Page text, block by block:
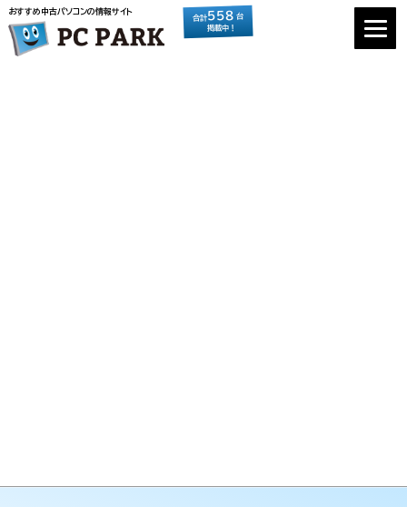
おすすめ中古パソコンの情報サイト
合計558 台
掲載中！